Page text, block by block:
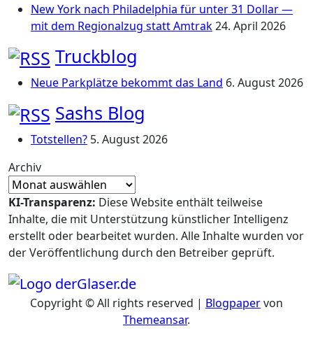
New York nach Philadelphia für unter 31 Dollar —
mit dem Regionalzug statt Amtrak24. April 2026
Truckblog
Neue Parkplätze bekommt das Land 6. August 2026
Sashs Blog
Totstellen? 5. August 2026
Archiv
KI-Transparenz: Diese Website enthält teilweise
Inhalte, die mit Unterstützung künstlicher Intelligenz
erstellt oder bearbeitet wurden. Alle Inhalte wurden vor
der Veröffentlichung durch den Betreiber geprüft.
Copyright © All rights reserved | Blogpapervon
Themeansar.